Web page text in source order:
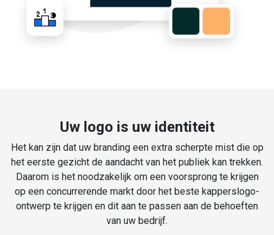
Uw logo is uw identiteit
Het kan zijn dat uw branding een extra scherpte mist die op
het eerste gezicht de aandacht van het publiek kan trekken.
Daarom is het noodzakelijk om een voorsprong te krijgen
op een concurrerende markt door het beste kapperslogo-
ontwerp te krijgen en dit aan te passen aan de behoeften
van uw bedrijf.